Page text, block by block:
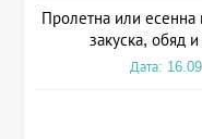
Пролетна или есенна
закуска, обяд
Дата: